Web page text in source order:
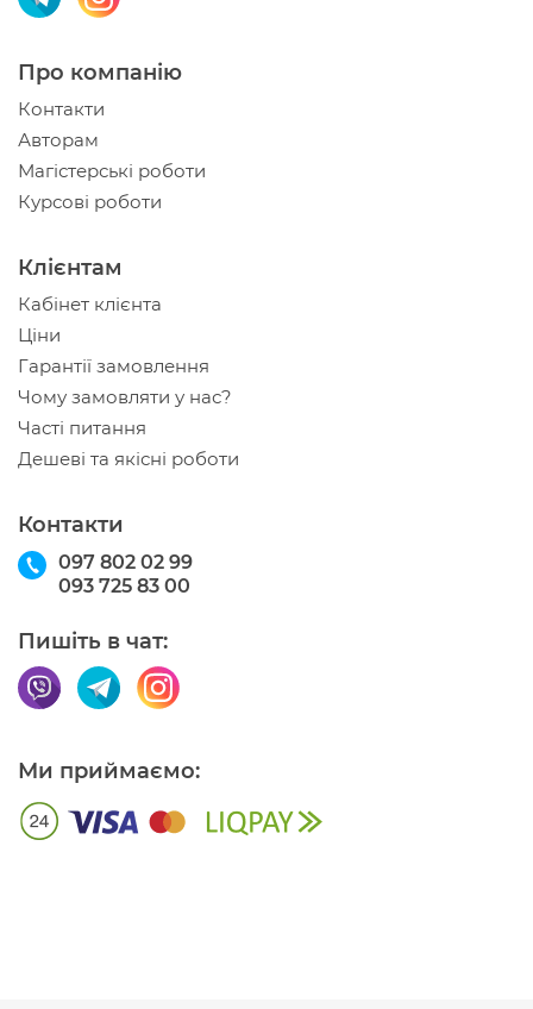
Про компанію
Контакти
Авторам
Магістерські роботи
Курсові роботи
Клієнтам
Кабінет клієнта
Ціни
Гарантії замовлення
Чому замовляти у нас?
Часті питання
Дешеві та якісні роботи
Контакти
097 802 02 99
093 725 83 00
Пишіть в чат:
Ми приймаємо: